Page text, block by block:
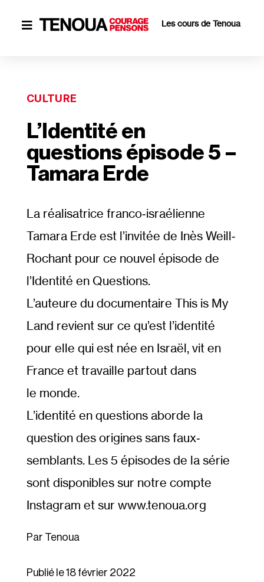
 Les cours de Tenoua
CULTURE
L’Identité en
questions épisode 5 –
Tamara Erde
La réalisatrice franco‐​israélienne
Tamara Erde est l’invitée de Inès Weill‐​
Rochant pour ce nouvel épisode de
l’Identité en Questions.
L’auteure du documentaire This is My
Land revient sur ce qu’est l’identité
pour elle qui est née en Israël, vit en
France et travaille partout dans
le monde.
L’identité en questions aborde la
question des origines sans faux‐​
semblants. Les 5 épisodes de la série
sont disponibles sur notre compte
Instagram et sur www​.tenoua​.org
Tenoua
Publié le 18 février 2022